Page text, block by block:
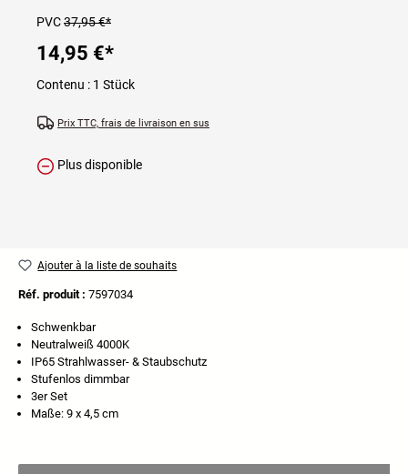
PVC37,95 €*
14,95 €*
Contenu : 1 Stück
Prix TTC, frais de livraison en sus
Plus disponible
Ajouter à la liste de souhaits
Réf. produit : 7597034
Schwenkbar
Neutralweiß 4000K
IP65 Strahlwasser- & Staubschutz
Stufenlos dimmbar
3er Set
Maße: 9 x 4,5 cm